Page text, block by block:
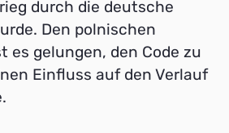
durch die deutsche
Den polnischen
es gelungen, den Code zu
Einfluss auf den Verlauf